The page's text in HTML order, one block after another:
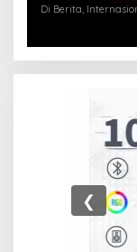
Di Berita,
❮